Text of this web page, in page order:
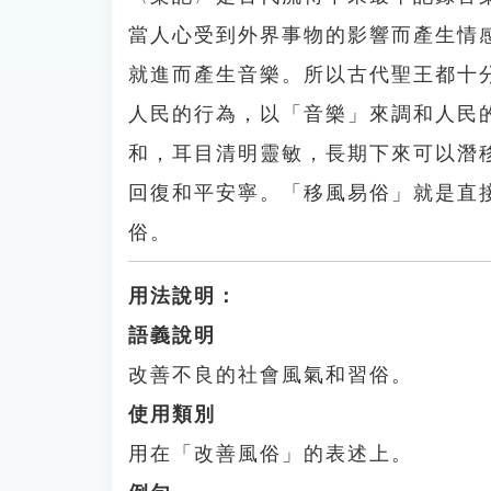
當人心受到外界事物的影響而產生情
就進而產生音樂。所以古代聖王都十
人民的行為，以「音樂」來調和人
和，耳目清明靈敏，長期下來可以潛
回復和平安寧。「移風易俗」就是
俗。
用法說明：
語義說明
改善不良的社會風氣和習俗。
使用類別
用在「改善風俗」的表述上。